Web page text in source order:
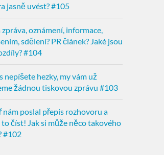
jasně uvést? #105
oznámení, informace,
sdělení? PR článek? Jaké jsou
#104
nepíšete hezky, my vám už
žádnou tiskovou zprávu #103
nám poslal přepis rozhovoru a
to číst! Jak si může něco takového
#102